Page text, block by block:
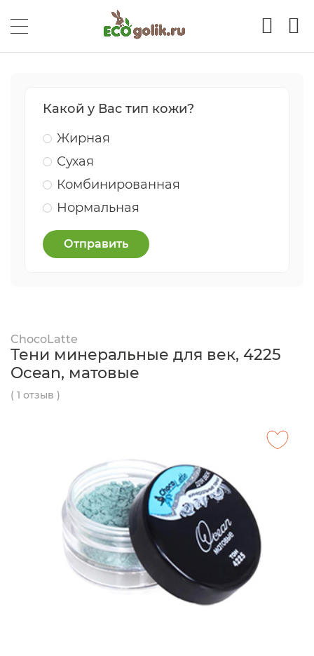
Какой у Вас тип кожи?
Жирная
Сухая
Комбинированная
Нормальная
Отправить
ChocoLatte
Тени минеральные для век, 4225
Ocean, матовые
( 1 отзыв )